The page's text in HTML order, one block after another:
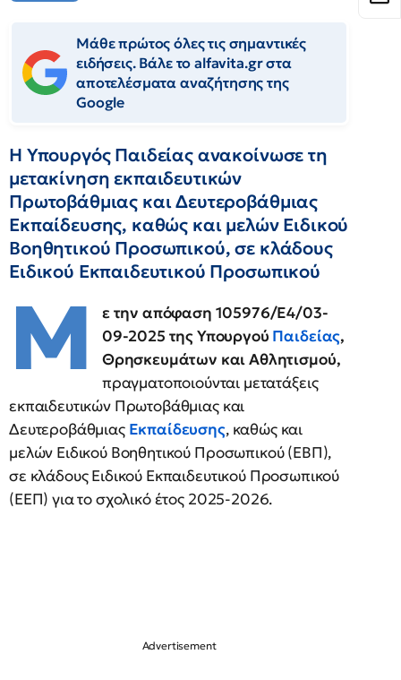
Μάθε πρώτος όλες τις σημαντικές
ειδήσεις. Βάλε το alfavita.gr στα
αποτελέσματα αναζήτησης της
Google
Η Υπουργός Παιδείας ανακοίνωσε τη
μετακίνηση εκπαιδευτικών
Πρωτοβάθμιας και Δευτεροβάθμιας
Εκπαίδευσης, καθώς και μελών Ειδικού
Βοηθητικού Προσωπικού, σε κλάδους
Ειδικού Εκπαιδευτικού Προσωπικού
Μ
ε την απόφαση 105976/Ε4/03-
09-2025 της Υπουργού Παιδείας,
Θρησκευμάτων και Αθλητισμού,
πραγματοποιούνται μετατάξεις
εκπαιδευτικών Πρωτοβάθμιας και
Δευτεροβάθμιας Εκπαίδευσης, καθώς και
μελών Ειδικού Βοηθητικού Προσωπικού (ΕΒΠ),
σε κλάδους Ειδικού Εκπαιδευτικού Προσωπικού
(ΕΕΠ) για το σχολικό έτος 2025-2026.